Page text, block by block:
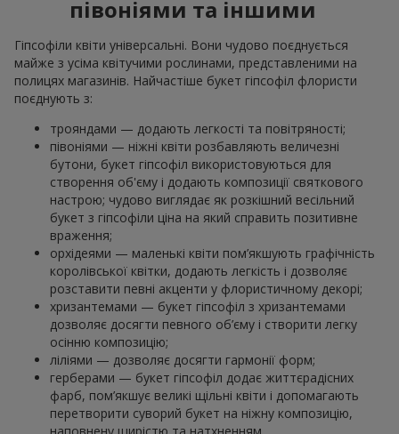
півоніями та іншими
Гіпсофіли квіти універсальні. Вони чудово поєднується
майже з усіма квітучими рослинами, представленими на
полицях магазинів. Найчастіше букет гіпсофіл флористи
поєднують з:
трояндами — додають легкості та повітряності;
півоніями — ніжні квіти розбавляють величезні
бутони, букет гіпсофіл використовуються для
створення об'єму і додають композиції святкового
настрою; чудово виглядає як розкішний весільний
букет з гіпсофіли ціна на який справить позитивне
враження;
орхідеями — маленькі квіти пом’якшують графічність
королівської квітки, додають легкість і дозволяє
розставити певні акценти у флористичному декорі;
хризантемами — букет гіпсофіл з хризантемами
дозволяє досягти певного об’єму і створити легку
осінню композицію;
ліліями — дозволяє досягти гармонії форм;
герберами — букет гіпсофіл додає життєрадісних
фарб, пом’якшує великі щільні квіти і допомагають
перетворити суворий букет на ніжну композицію,
наповнену щирістю та натхненням.